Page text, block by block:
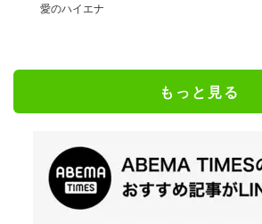
愛のハイエナ
もっと見る